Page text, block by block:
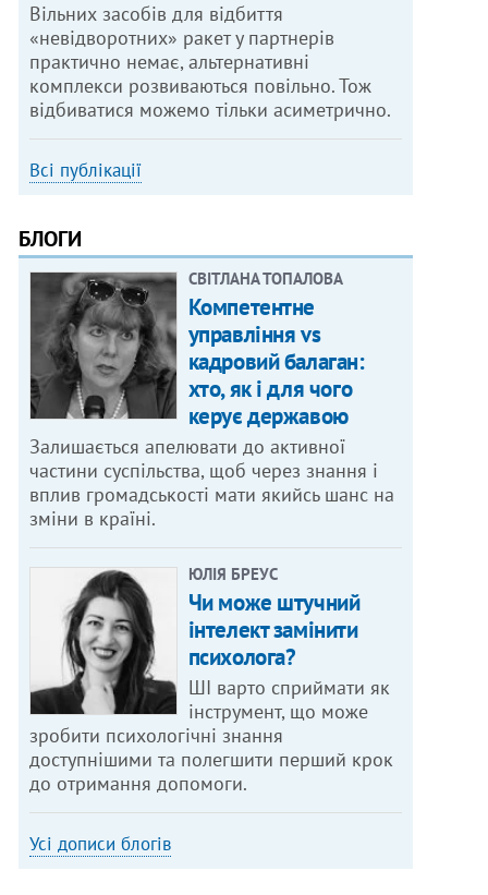
Вільних засобів для відбиття
«невідворотних» ракет у партнерів
практично немає, альтернативні
комплекси розвиваються повільно. Тож
відбиватися можемо тільки асиметрично.
Всі публікації
БЛОГИ
СВІТЛАНА ТОПАЛОВА
Компетентне
управління vs
кадровий балаган:
хто, як і для чого
керує державою
Залишається апелювати до активної
частини суспільства, щоб через знання і
вплив громадськості мати якийсь шанс на
зміни в країні.
ЮЛІЯ БРЕУС
Чи може штучний
інтелект замінити
психолога?
ШІ варто сприймати як
інструмент, що може
зробити психологічні знання
доступнішими та полегшити перший крок
до отримання допомоги.
Усі дописи блогів